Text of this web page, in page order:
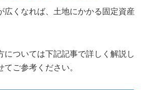
広くなれば、土地にかかる固定資産
については下記記事で詳しく解説し
ご参考ください。